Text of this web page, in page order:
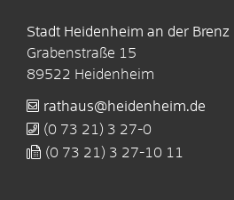
Stadt Heidenheim an der Brenz
Grabenstraße 15
89522 Heidenheim
rathaus@heidenheim.de
(0 73 21) 3 27-0
(0 73 21) 3 27-10 11